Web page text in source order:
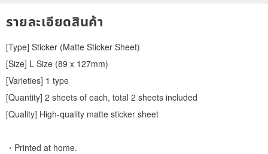
รายละเอียดสินค้า
[Type] Sticker (Matte Sticker Sheet)
[Size] L Size (89 x 127mm)
[Varieties] 1 type
[Quantity] 2 sheets of each, total 2 sheets included
[Quality] High-quality matte sticker sheet
・Printed at home.